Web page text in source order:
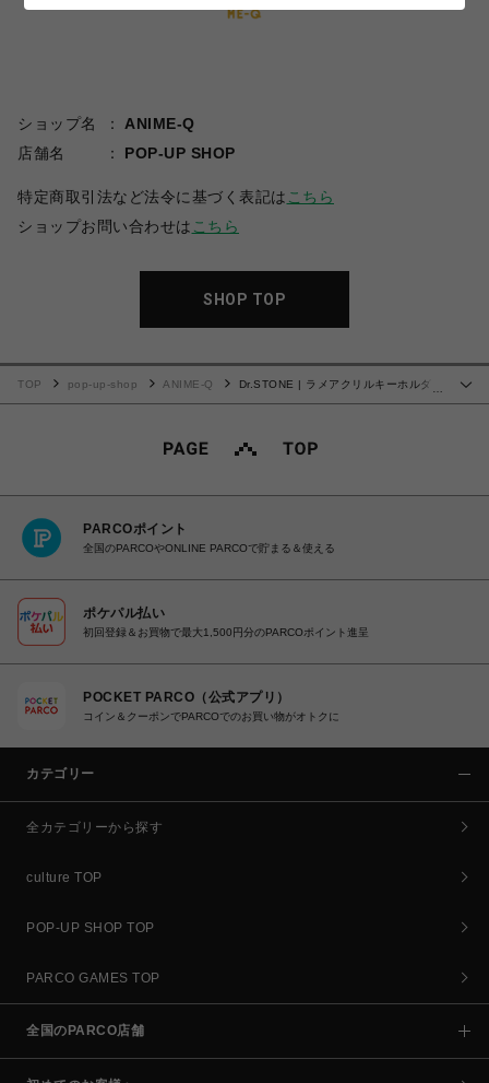
ショップ名
ANIME-Q
店舗名
POP-UP SHOP
特定商取引法など法令に基づく表記は こちら
ショップお問い合わせは こちら
SHOP TOP
TOP pop-up-shop ANIME-Q
Dr.STONE | ラメアクリルキーホルダー
PARCOポイント
全国のPARCOやONLINE PARCOで貯まる＆使える
ポケパル払い
初回登録＆お買物で最大1,500円分のPARCOポイント進呈
POCKET PARCO（公式アプリ）
コイン＆クーポンでPARCOでのお買い物がオトクに
カテゴリー
全カテゴリーから探す
culture TOP
POP-UP SHOP TOP
PARCO GAMES TOP
全国のPARCO店舗